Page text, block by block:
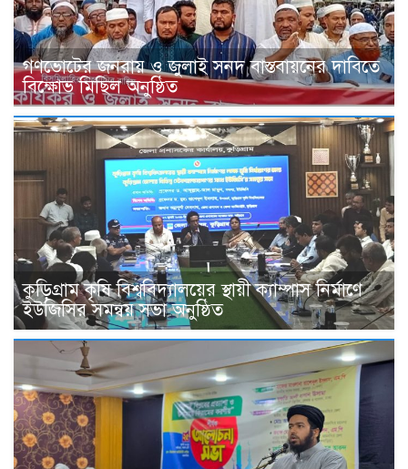
গণভোটের জনরায় ও জুলাই সনদ বাস্তবায়নের দাবিতে
বিক্ষোভ মিছিল অনুষ্ঠিত
কুড়িগ্রাম কৃষি বিশ্ববিদ্যালয়ের স্থায়ী ক্যাম্পাস নির্মাণে
ইউজিসির সমন্বয় সভা অনুষ্ঠিত